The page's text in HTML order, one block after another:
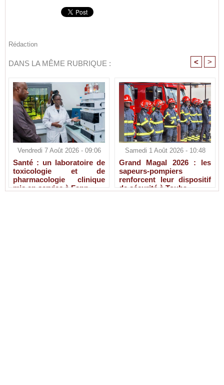
Rédaction
DANS LA MÊME RUBRIQUE : < >
Vendredi 7 Août 2026 - 09:06
Santé : un laboratoire de
toxicologie et de
pharmacologie clinique
mis en service à Fann
Samedi 1 Août 2026 - 10:48
Grand Magal 2026 : les
sapeurs-pompiers
renforcent leur dispositif
de sécurité à Touba